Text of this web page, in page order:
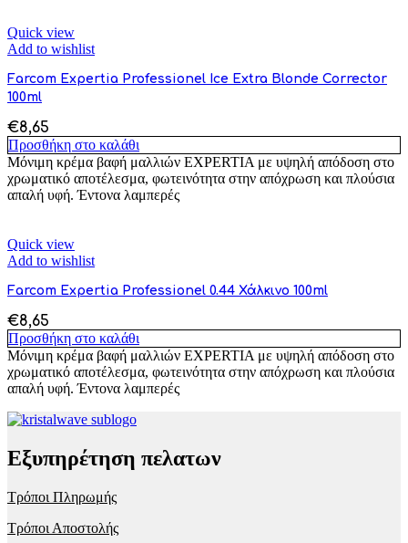
Quick view
Add to wishlist
Farcom Expertia Professionel Ice Extra Blonde Corrector
100ml
€8,65
Προσθήκη στο καλάθι
Μόνιμη κρέμα βαφή μαλλιών EXPERTIA με υψηλή απόδοση στο
χρωματικό αποτέλεσμα, φωτεινότητα στην απόχρωση και πλούσια
απαλή υφή. Έντονα λαμπερές
Quick view
Add to wishlist
Farcom Expertia Professionel 0.44 Χάλκινο 100ml
€8,65
Προσθήκη στο καλάθι
Μόνιμη κρέμα βαφή μαλλιών EXPERTIA με υψηλή απόδοση στο
χρωματικό αποτέλεσμα, φωτεινότητα στην απόχρωση και πλούσια
απαλή υφή. Έντονα λαμπερές
Εξυπηρέτηση πελατων
Τρόποι Πληρωμής
Τρόποι Αποστολής